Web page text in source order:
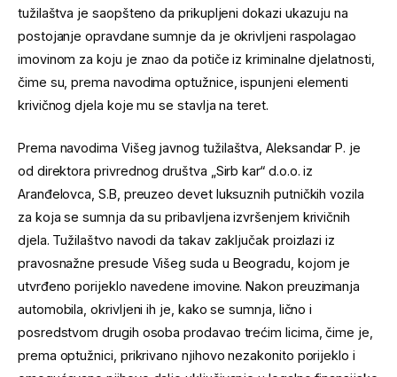
tužilaštva je saopšteno da prikupljeni dokazi ukazuju na
postojanje opravdane sumnje da je okrivljeni raspolagao
imovinom za koju je znao da potiče iz kriminalne djelatnosti,
čime su, prema navodima optužnice, ispunjeni elementi
krivičnog djela koje mu se stavlja na teret.
Prema navodima Višeg javnog tužilaštva, Aleksandar P. je
od direktora privrednog društva „Sirb kar“ d.o.o. iz
Aranđelovca, S.B, preuzeo devet luksuznih putničkih vozila
za koja se sumnja da su pribavljena izvršenjem krivičnih
djela. Tužilaštvo navodi da takav zaključak proizlazi iz
pravosnažne presude Višeg suda u Beogradu, kojom je
utvrđeno porijeklo navedene imovine. Nakon preuzimanja
automobila, okrivljeni ih je, kako se sumnja, lično i
posredstvom drugih osoba prodavao trećim licima, čime je,
prema optužnici, prikrivano njihovo nezakonito porijeklo i